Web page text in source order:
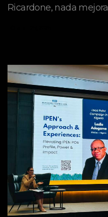
Ricardone, nada mejora